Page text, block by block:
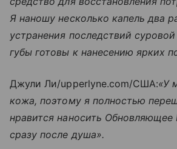
Я наношу несколько капель два
устранения последствий
губы готовы к нанесению ярких
Джули Ли/upperlyne.com/США:«У
кожа, поэтому я полностью
нравится наносить
сразу после душа».